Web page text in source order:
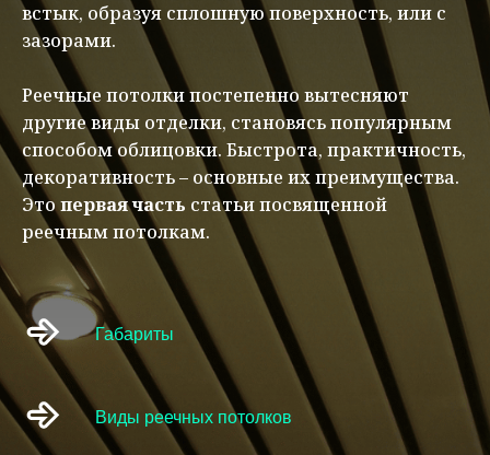
встык, образуя сплошную поверхность, или с
зазорами.
Реечные потолки постепенно вытесняют
другие виды отделки, становясь популярным
способом облицовки. Быстрота, практичность,
декоративность – основные их преимущества.
Этопервая часть статьи посвященной
реечным потолкам.
Габариты
Виды реечных потолков